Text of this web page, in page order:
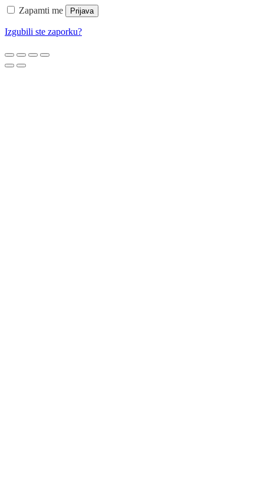
Zapamti me Prijava
Izgubili ste zaporku?